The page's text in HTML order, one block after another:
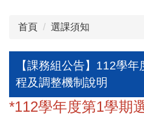
首頁 選課須知
【課務組公告】112學
程及調整機制說明
*112學年度第1學期